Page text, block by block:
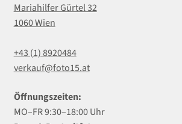
Mariahilfer Gürtel 32
1060 Wien
+43 (1) 8920484
verkauf@foto15.at
Öffnungszeiten:
MO–FR 9:30–18:00 Uhr